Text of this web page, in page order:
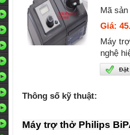
Mã
Giá:
Máy
nghệ
Thông số kỹ thuật:
Máy trợ thở Philips